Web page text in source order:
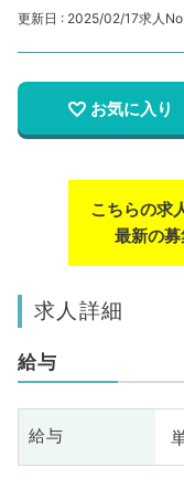
更新日 : 2025/02/17求人
お気に入り
こちらの求
最新の募
求人詳細
給与
給与